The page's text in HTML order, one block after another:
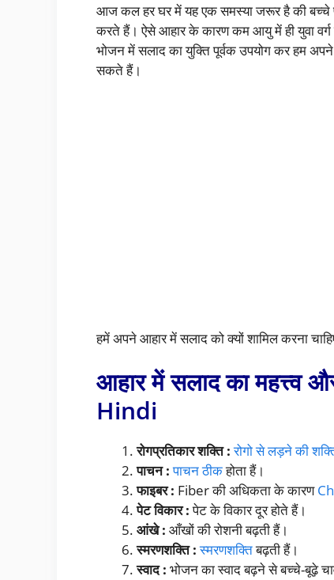
आज कल हर घर में यह एक समस्या जरूर है की बच्चे
करते हैं। ऐसे आहार के कारण कम आयु में ही युवा वर्ग
भोजन में सलाद का युक्ति पूर्वक उपयोग कर हम
सकते हैं।
हमें अपने आहार में सलाद को क्यों शामिल करना
आहार में सलाद का
Hindi
रोगप्रतिकार शक्ति : रोगो से लड़ने की
पाचन : पाचन ठीकहोता हैं।
फाइबर : Fiber की अधिकता के कारण
पेट विकार :पेट के विकार दूर होते हैं।
आंखे : आँखों की रोशनी बढ़ती हैं।
स्मरणशक्ति : स्मरणशक्तिबढ़ती हैं।
स्वाद : भोजन का स्वाद बढ़ने से बच्चे-बूढ़े